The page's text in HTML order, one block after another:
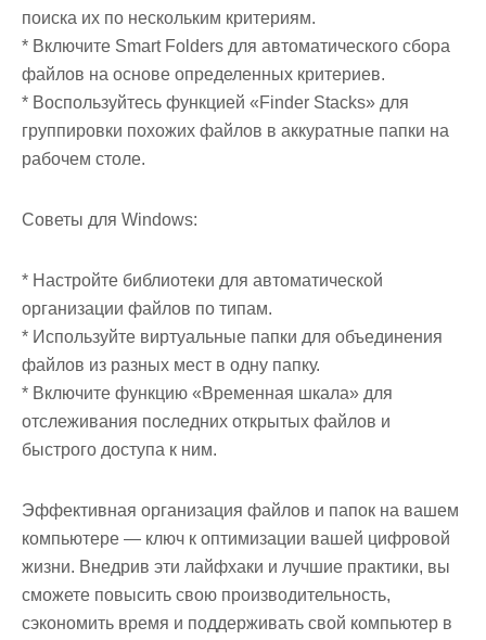
поиска их по нескольким критериям.
* Включите Smart Folders для автоматического сбора
файлов на основе определенных критериев.
* Воспользуйтесь функцией «Finder Stacks» для
группировки похожих файлов в аккуратные папки на
рабочем столе.
Советы для Windows:
* Настройте библиотеки для автоматической
организации файлов по типам.
* Используйте виртуальные папки для объединения
файлов из разных мест в одну папку.
* Включите функцию «Временная шкала» для
отслеживания последних открытых файлов и
быстрого доступа к ним.
Эффективная организация файлов и папок на вашем
компьютере — ключ к оптимизации вашей цифровой
жизни. Внедрив эти лайфхаки и лучшие практики, вы
сможете повысить свою производительность,
сэкономить время и поддерживать свой компьютер в